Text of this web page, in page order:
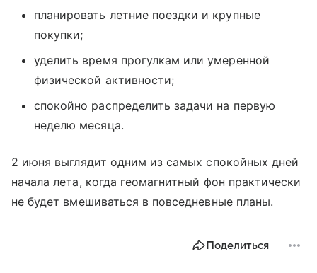
планировать летние поездки и крупные
покупки;
уделить время прогулкам или умеренной
физической активности;
спокойно распределить задачи на первую
неделю месяца.
2 июня выглядит одним из самых спокойных дней
начала лета, когда геомагнитный фон практически
не будет вмешиваться в повседневные планы.
Поделиться